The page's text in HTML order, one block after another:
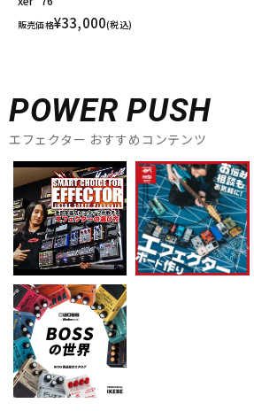
販売価格¥33,000(税込)
POWER PUSH
エフェクター おすすめコンテンツ